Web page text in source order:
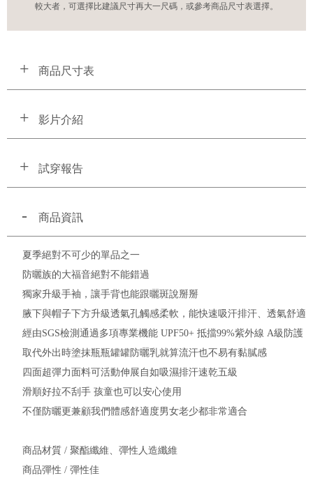
較大者，可選擇比建議尺寸再大一尺碼，或參考商品尺寸表選擇。
商品尺寸表
影片介紹
試穿報告
商品資訊
夏季絕對不可少的單品之一
防曬族的大福音絕對不能錯過
獨家升級手袖，讓手背也能跟曬斑說掰掰
腋下與帽子下方升級透氣孔觸感柔軟，能快速吸汗排汗、透氣舒適
經由SGS檢測通過多項專業機能 UPF50+ 抵擋99%紫外線 A級防護
取代外出時塗抹瓶瓶罐罐防曬乳就算流汗也不易有黏膩感
四面超彈力面料可活動伸展自如吸濕排汗速乾五級
滑順好拉不刮手 孩童也可以安心使用
不僅防曬更兼顧我們體感舒適度男女老少都非常適合
商品材質 / 聚酯纖維、彈性人造纖維
商品彈性 / 彈性佳